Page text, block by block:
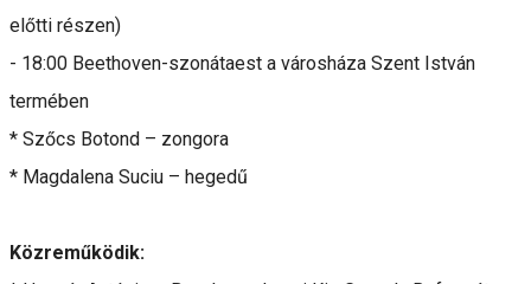
előtti részen)
- 18:00 Beethoven-szonátaest a városháza Szent István
termében
* Szőcs Botond – zongora
* Magdalena Suciu – hegedű
Közreműködik: